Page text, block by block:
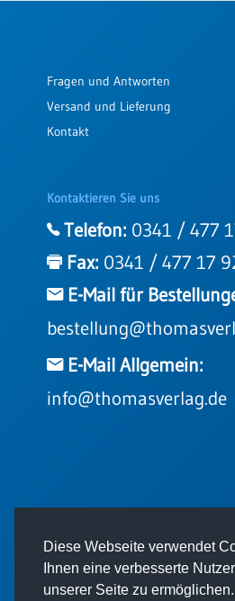
Diese Webseite verwendet
Ihnen eine verbesserte
unserer Seite zu ermöglichen.
Fragen und Antworten
Versand und Lieferung
Kontakt
Kontaktieren Sie uns
Telefon: 0341 / 477
Fax: 0341 / 477 17
E-Mail für
E-Mail Allgemein:
info@thomasverlag.de